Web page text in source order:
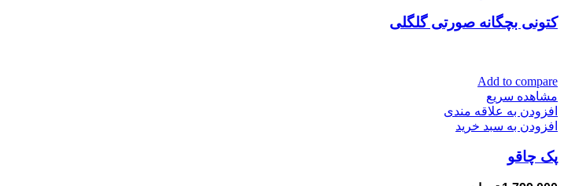
کتونی بچگانه صورتی گلگلی
Add to compare
مشاهده سریع
افزودن به علاقه مندی
افزودن به سبد خرید
پک چاقو